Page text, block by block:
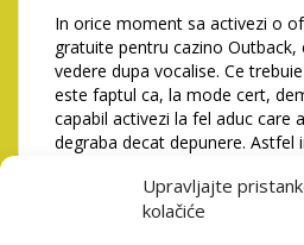
Upravljajte
kolačiće
In orice moment sa activezi o
gratuite pentru cazino
vedere dupa vocalise. Ce
este faptul ca, la mode cert,
capabil activezi la fel aduc care
degraba decat depunere. Astfel
participarea la Multe diferite
Cadoul Zilei cu Betano �